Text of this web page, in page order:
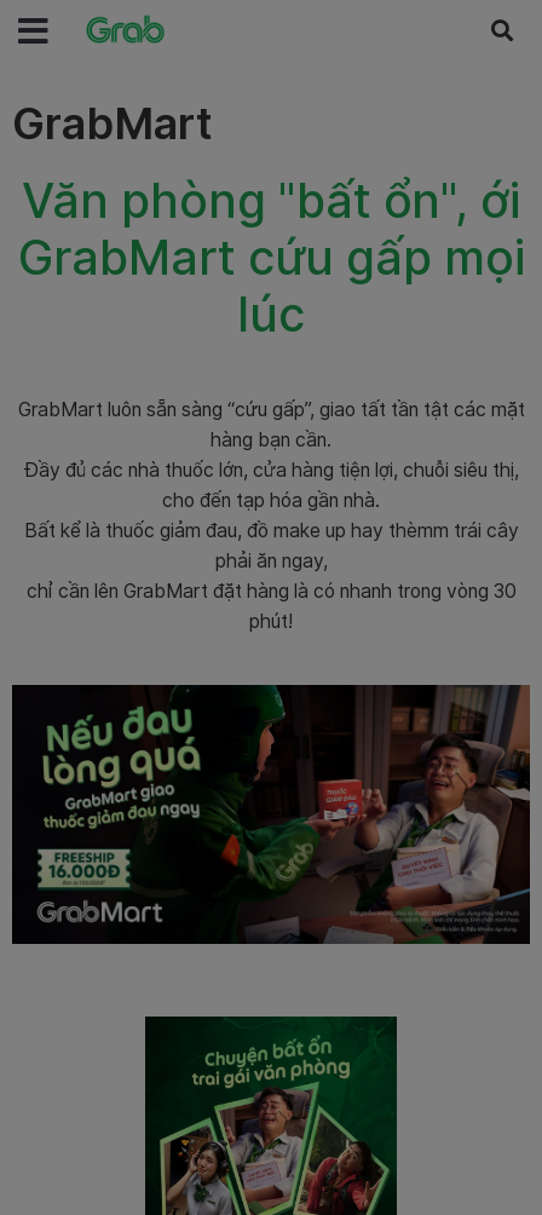
GrabMart
Văn phòng "bất ổn", ới
GrabMart cứu gấp mọi
lúc
GrabMart luôn sẵn sàng “cứu gấp”, giao tất tần tật các mặt
hàng bạn cần.
Đầy đủ các nhà thuốc lớn, cửa hàng tiện lợi, chuỗi siêu thị,
cho đến tạp hóa gần nhà.
Bất kể là thuốc giảm đau, đồ make up hay thèmm trái cây
phải ăn ngay,
chỉ cần lên GrabMart đặt hàng là có nhanh trong vòng 30
phút!